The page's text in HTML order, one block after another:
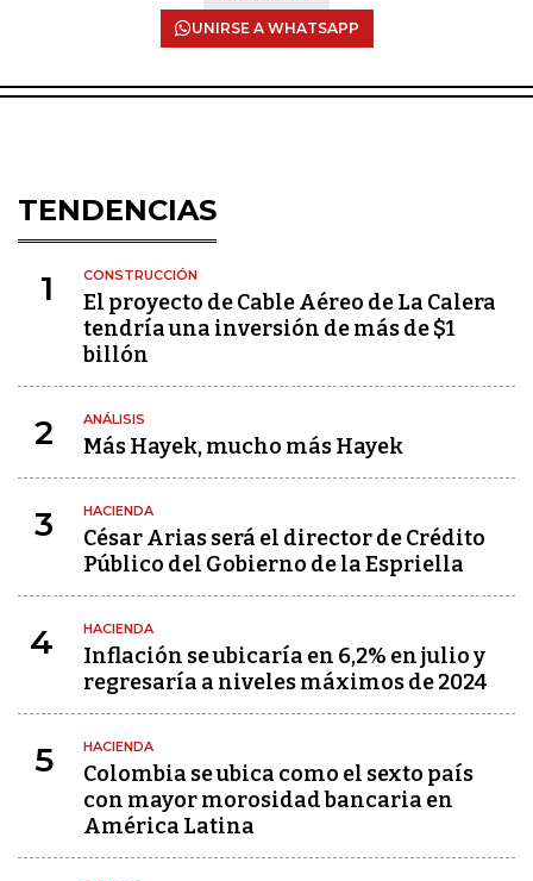
UNIRSE A WHATSAPP
TENDENCIAS
1 CONSTRUCCIÓN
El proyecto de Cable Aéreo de La Calera
tendría una inversión de más de $1
billón
2 ANÁLISIS
Más Hayek, mucho más Hayek
3 HACIENDA
César Arias será el director de Crédito
Público del Gobierno de la Espriella
4 HACIENDA
Inflación se ubicaría en 6,2% en julio y
regresaría a niveles máximos de 2024
5 HACIENDA
Colombia se ubica como el sexto país
con mayor morosidad bancaria en
América Latina